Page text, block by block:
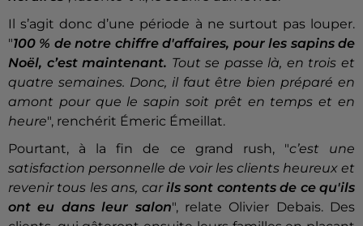
Il s’agit donc d’une période à ne surtout pas louper.
"100 % de notre chiffre d'affaires, pour les sapins de
Noël, c’est maintenant. Tout se passe là, en trois et
quatre semaines. Donc, il faut être bien préparé en
amont pour que le sapin soit prêt en temps et en
heure", renchérit Émeric Émeillat.
Pourtant, à la fin de ce grand rush, "c’est une
satisfaction personnelle de voir les clients heureux et
revenir tous les ans, carils sont contents de ce qu'ils
ont eu dans leur salon", relate Olivier Debais. Des